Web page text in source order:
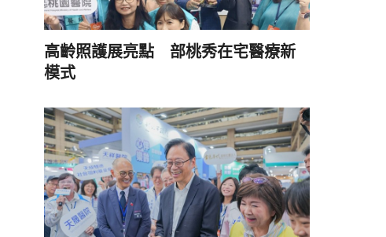
高齡照護展亮點 部桃秀在宅醫療新
模式